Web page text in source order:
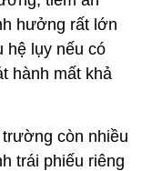
hưởng rất lớn
hệ lụy nếu có
hành mất khả
còn nhiều
trái phiếu riêng